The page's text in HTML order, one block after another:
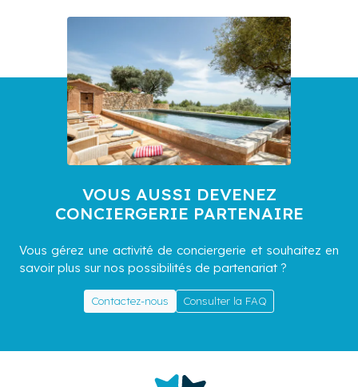
VOUS AUSSI DEVENEZ
CONCIERGERIE PARTENAIRE
Vous gérez une activité de conciergerie et souhaitez en
savoir plus sur nos possibilités de partenariat ?
Contactez-nous Consulter la FAQ